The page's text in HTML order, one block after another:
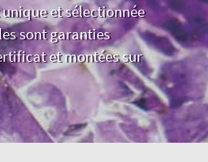
et sélectionnée
sont garanties
et montées sur